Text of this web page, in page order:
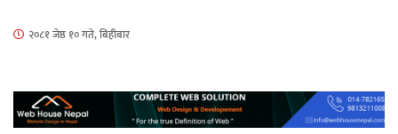
नेपालगञ्जमा पर्खाल भत्किँदा दुई मजदुरको मृत्यु
२०८१ जेष्ठ १० गते, बिहीबार